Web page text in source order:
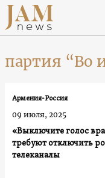
партия “Во
«Выключите голос
требуют отключить
телеканалы
Армения-Россия
09 июля, 2025